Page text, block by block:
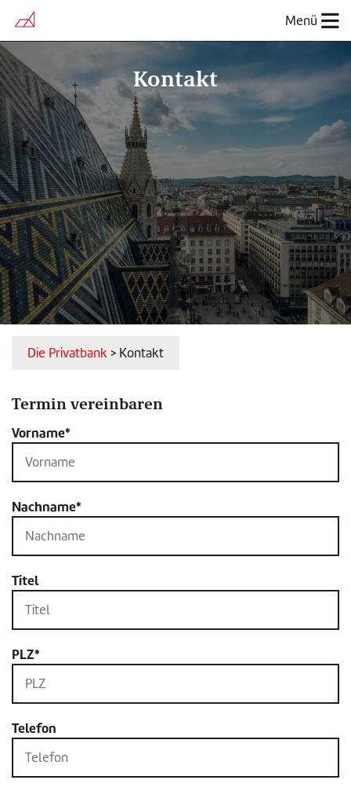
Menü
Kontakt
Die Privatbank > Kontakt
Termin vereinbaren
Vorname*
Nachname*
Titel
PLZ*
Telefon